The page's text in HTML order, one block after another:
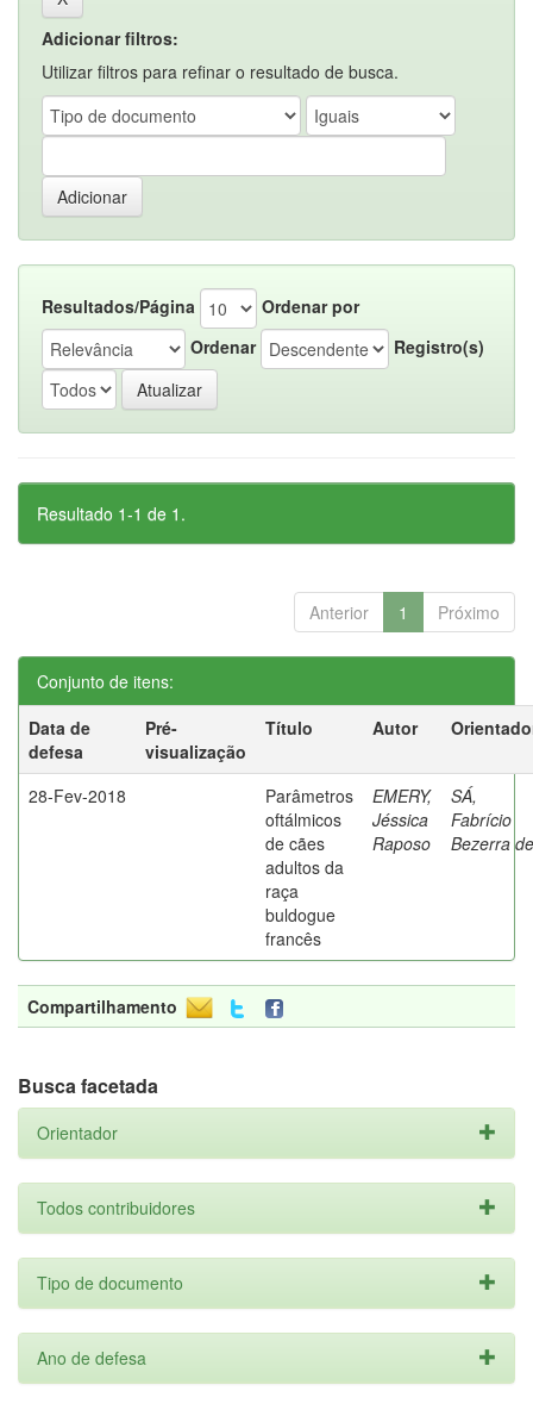
Adicionar filtros:
Utilizar filtros para refinar o resultado de busca.
Resultados/Página
Ordenar por
Ordenar
Registro(s)
Resultado 1-1 de 1.
Anterior 1 Próximo
Conjunto de itens:
Data de
defesa
Pré-
visualização
Título Autor
28-Fev-2018
Parâmetros
oftálmicos
de cães
adultos da
raça
buldogue
francês
EMERY,
Jéssica
Raposo
SÁ,
Fabrício
Bezerra de
Compartilhamento
Busca facetada
Orientador
Todos contribuidores
Tipo de documento
Ano de defesa